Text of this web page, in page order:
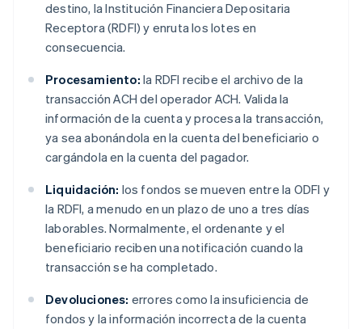
destino, la Institución Financiera Depositaria
Receptora (RDFI) y enruta los lotes en
consecuencia.
Procesamiento: la RDFI recibe el archivo de la
transacción ACH del operador ACH. Valida la
información de la cuenta y procesa la transacción,
ya sea abonándola en la cuenta del beneficiario o
cargándola en la cuenta del pagador.
Liquidación: los fondos se mueven entre la ODFI y
la RDFI, a menudo en un plazo de uno a tres días
laborables. Normalmente, el ordenante y el
beneficiario reciben una notificación cuando la
transacción se ha completado.
Devoluciones: errores como la insuficiencia de
fondos y la información incorrecta de la cuenta